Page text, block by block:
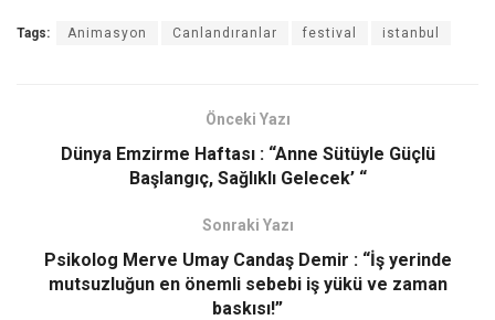
ce
o
st
o
ail ar
Tags: Animasyon Canlandıranlar festival istanbul
Önceki Yazı
Dünya Emzirme Haftası : “Anne Sütüyle Güçlü
Başlangıç, Sağlıklı Gelecek’ “
Sonraki Yazı
Psikolog Merve Umay Candaş Demir : “İş yerinde
mutsuzluğun en önemli sebebi iş yükü ve zaman
baskısı!”